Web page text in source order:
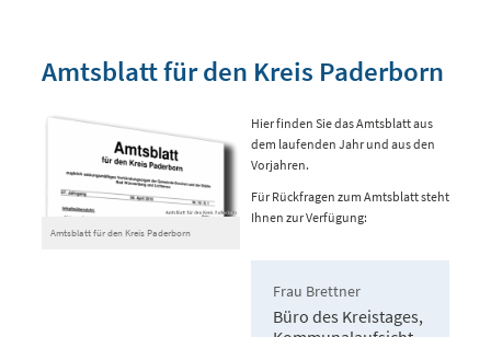
Amtsblatt für den Kreis Paderborn
Amtsblatt für den Kreis Paderborn
Hier finden Sie das Amtsblatt aus
dem laufenden Jahr und aus den
Vorjahren.
Für Rückfragen zum Amtsblatt steht
Ihnen zur Verfügung:
Frau Brettner
Büro des Kreistages,